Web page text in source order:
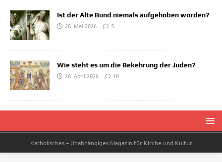
Ist der Alte Bund niemals aufgehoben worden?
28. Mai 2026
5
Wie steht es um die Bekehrung der Juden?
20. April 2026
10
Katholisches – Unabhängiges Magazin für Kirche und Kultur